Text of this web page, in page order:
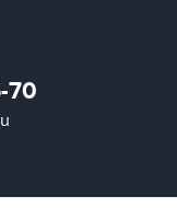
70